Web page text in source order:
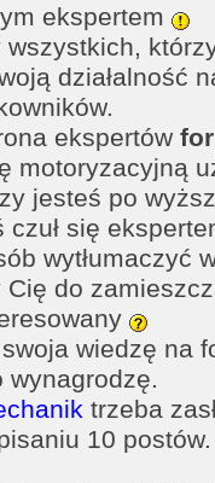
ekspertem
wszystkich,
działalność
ekspertów
motoryzacyjną
jesteś po
czuł się
wytłumaczyć
Cię do
wiedzę na
wynagrodzę.
trzeba
10 postów.